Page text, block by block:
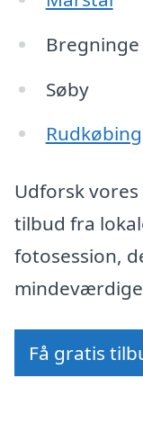
Bregninge
Søby
Rudkøbing
Udforsk
tilbud fra
fotosession,
Få gratis